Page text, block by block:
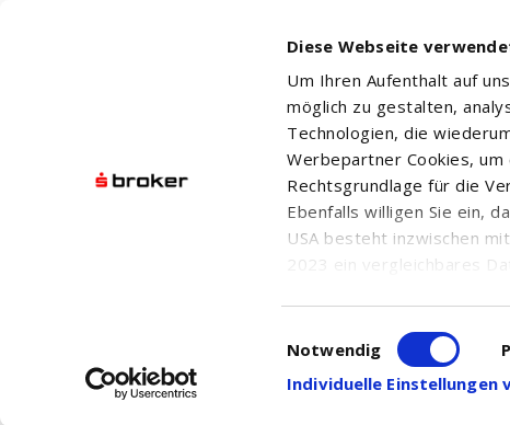
Diese Webseite
Um Ihren Aufenthalt auf
möglich zu gestalten,
Technologien, die
Werbepartner Cookies,
Rechtsgrundlage für die
Ebenfalls willigen Sie ein,
USA besteht inzwischen
2023 ein vergleichbares
in den USA, finden Sie auf
Einwilligung auch jederzeit
Einwilligungsauswahl
Notwendig
Individuelle Einstellungen
Ihr Kontingent für den
Bei Fragen
XTRACKERS ARTIFICIAL